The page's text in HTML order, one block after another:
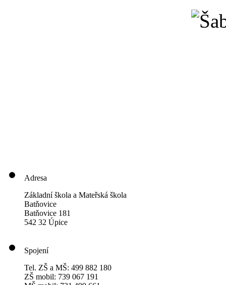
Adresa
Základní škola a Mateřská škola
Batňovice
Batňovice 181
542 32 Úpice
Spojení
Tel. ZŠ a MŠ: 499 882 180
ZŠ mobil: 739 067 191